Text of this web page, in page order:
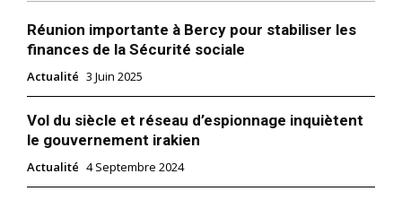
Réunion importante à Bercy pour stabiliser les
finances de la Sécurité sociale
Actualité 3 Juin 2025
Vol du siècle et réseau d’espionnage inquiètent
le gouvernement irakien
Actualité 4 Septembre 2024